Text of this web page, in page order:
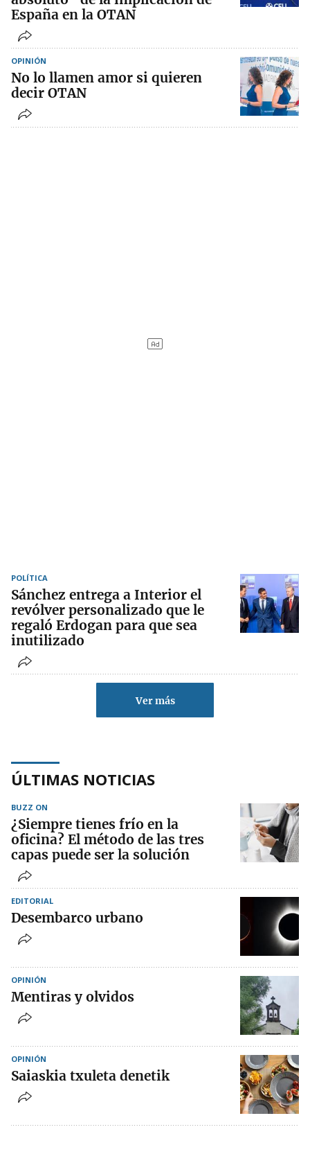
España en la OTAN
OPINIÓN
No lo llamen amor si quieren
decir OTAN
POLÍTICA
Sánchez entrega a Interior el
revólver personalizado que le
regaló Erdogan para que sea
inutilizado
Ver más
ÚLTIMAS NOTICIAS
BUZZ ON
¿Siempre tienes frío en la
oficina? El método de las tres
capas puede ser la solución
EDITORIAL
Desembarco urbano
OPINIÓN
Mentiras y olvidos
OPINIÓN
Saiaskia txuleta denetik